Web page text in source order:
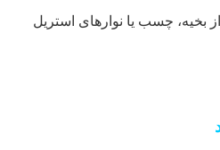
چسب یا نوارهای استریل